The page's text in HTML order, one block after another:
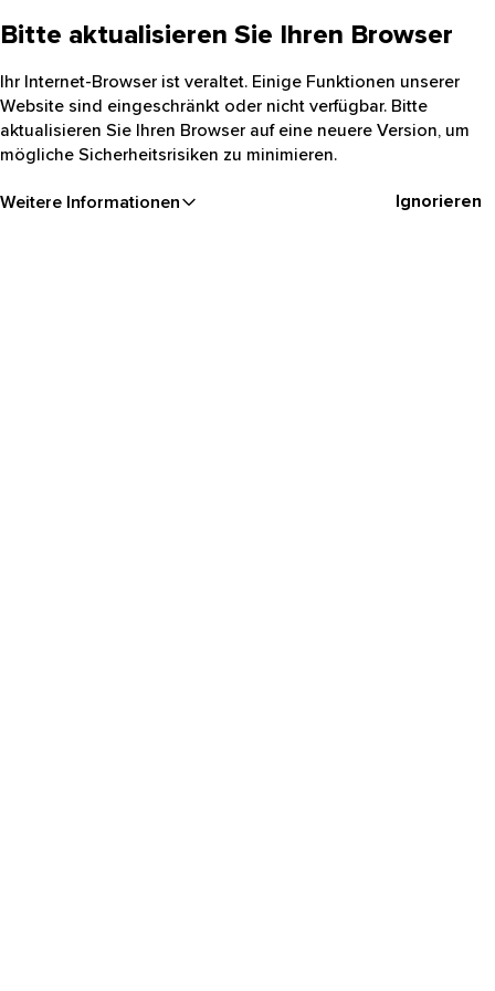
Bitte aktualisieren Sie Ihren Browser
Ihr Internet-Browser ist veraltet. Einige Funktionen unserer
Website sind eingeschränkt oder nicht verfügbar. Bitte
aktualisieren Sie Ihren Browser auf eine neuere Version, um
mögliche Sicherheitsrisiken zu minimieren.
Weitere Informationen Ignorieren